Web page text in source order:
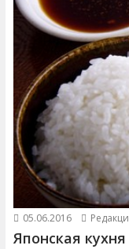
05.06.2016
Японская кухня